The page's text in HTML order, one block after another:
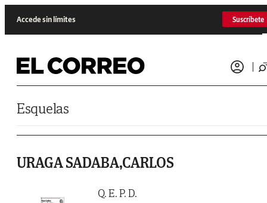
Accede sin límites Suscríbete
Esquelas
URAGA SADABA,CARLOS
Q. E. P. D.